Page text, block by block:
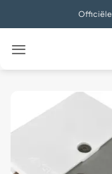
Officiële